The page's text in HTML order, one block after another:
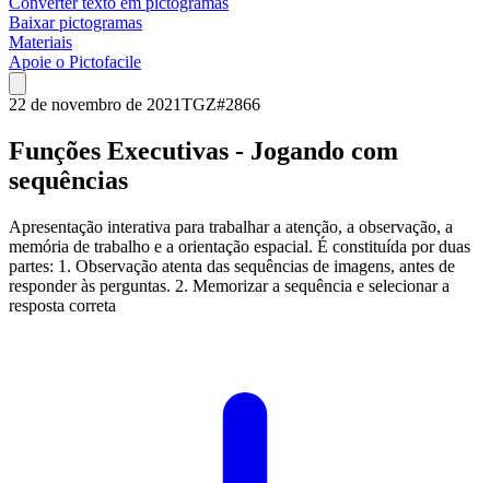
Baixar pictogramas
Materiais
Apoie o Pictofacile
22 de novembro de 2021TGZ#2866
Funções Executivas - Jogando com
sequências
Apresentação interativa para trabalhar a atenção, a observação, a
memória de trabalho e a orientação espacial. É constituída por duas
partes: 1. Observação atenta das sequências de imagens, antes de
responder às perguntas. 2. Memorizar a sequência e selecionar a
resposta correta